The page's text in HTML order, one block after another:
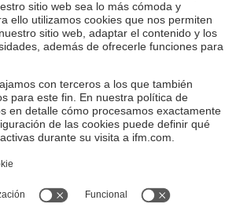
Responsible Disclosure